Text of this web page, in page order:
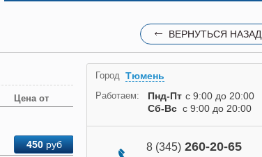
ВЕРНУТЬСЯ НАЗАД
Цена от
450руб
Город Тюмень
Работаем: Пнд-Пт с 9:00 до 20:00
Сб-Вс с 9:00 до 20:00
8 (345) 260-20-65